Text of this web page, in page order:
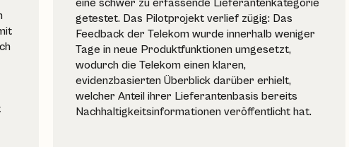
eine schwer zu erfassende Lieferantenkategorie
getestet. Das Pilotprojekt verlief zügig: Das
Feedback der Telekom wurde innerhalb weniger
Tage in neue Produktfunktionen umgesetzt,
wodurch die Telekom einen klaren,
evidenzbasierten Überblick darüber erhielt,
welcher Anteil ihrer Lieferantenbasis bereits
Nachhaltigkeitsinformationen veröffentlicht hat.